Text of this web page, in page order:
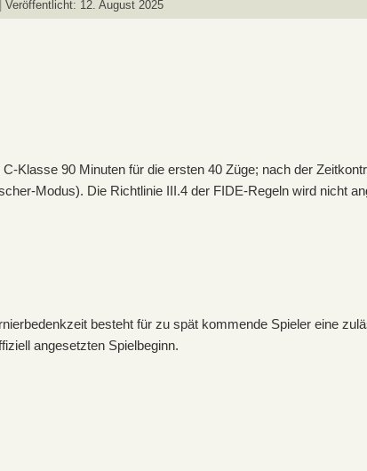
Veröffentlicht: 12. August 2025
Klasse 90 Minuten für die ersten 40 Züge; nach der
Modus). Die Richtlinie III.4 der FIDE-Regeln wird nicht
besteht für zu spät kommende Spieler eine
angesetzten Spielbeginn.